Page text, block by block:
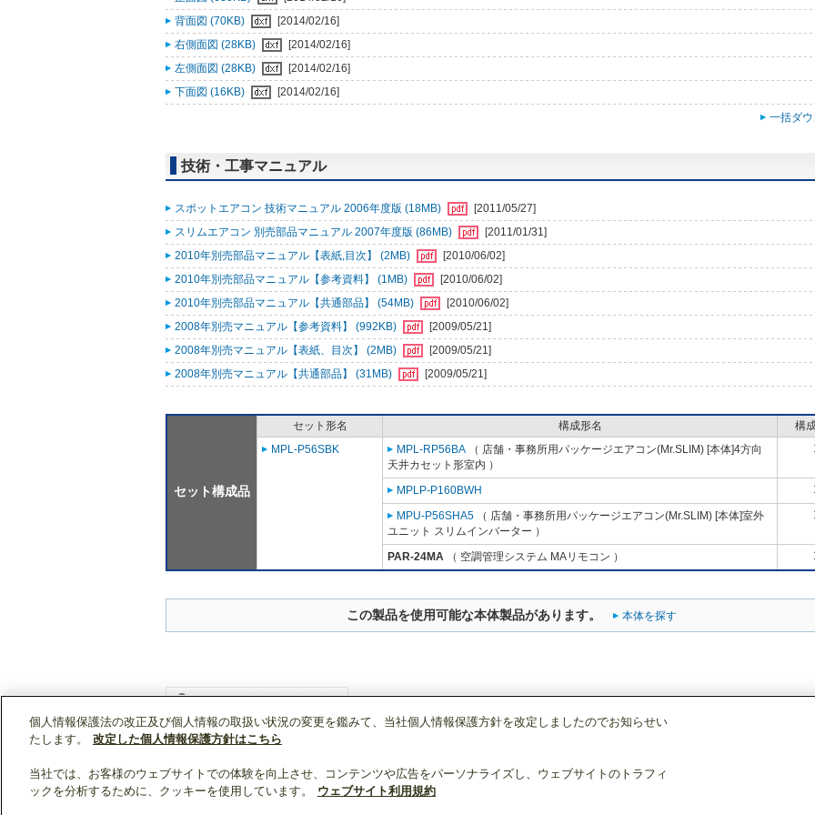
背面図 (70KB)
[2014/02/16]
右側面図 (28KB)
[2014/02/16]
左側面図 (28KB)
[2014/02/16]
下面図 (16KB)
[2014/02/16]
一括ダ
技術・工事マニュアル
スポットエアコン 技術マニュアル 2006年度版 (18MB)
[2011/05/27]
スリムエアコン 別売部品マニュアル 2007年度版 (86MB)
[2011/01/31]
2010年別売部品マニュアル【表紙,目次】 (2MB)
[2010/06/02]
2010年別売部品マニュアル【参考資料】 (1MB)
[2010/06/02]
2010年別売部品マニュアル【共通部品】 (54MB)
[2010/06/02]
2008年別売マニュアル【参考資料】 (992KB)
[2009/05/21]
2008年別売マニュアル【表紙、目次】 (2MB)
[2009/05/21]
2008年別売マニュアル【共通部品】 (31MB)
[2009/05/21]
セット構成品
セット形名 構成形名
構
MPL-P56SBK
MPL-RP56BA （ 店舗・事務所用パッケージエアコン(Mr.SLIM) [本体]4方向
天井カセット形室内 ）
MPLP-P160BWH
MPU-P56SHA5 （ 店舗・事務所用パッケージエアコン(Mr.SLIM) [本体]室外
ユニット スリムインバーター ）
PAR-24MA （ 空調管理システム MAリモコン ）
この製品を使用可能な本体製品があります。 本体を探す
WIN2Kトップ 製品情報
個人情報保護法の改正及び個人情報の取扱い状況の変更を鑑みて、当社個人情報保護方針を改定しましたのでお知らせい
たします。
改定した個人情報保護方針はこちら
当社では、お客様のウェブサイトでの体験を向上させ、コンテンツや広告をパーソナライズし、ウェブサイトのトラフィ
ックを分析するために、クッキーを使用しています。
ウェブサイト利用規約